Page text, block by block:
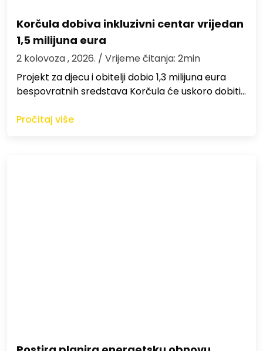
Korčula dobiva inkluzivni centar vrijedan
1,5 milijuna eura
2 kolovoza , 2026. / Vrijeme čitanja: 2min
Projekt za djecu i obitelji dobio 1,3 milijuna eura
bespovratnih sredstava Korčula će uskoro dobiti…
Pročitaj više